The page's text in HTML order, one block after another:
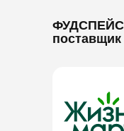
ФУДСПЕЙС